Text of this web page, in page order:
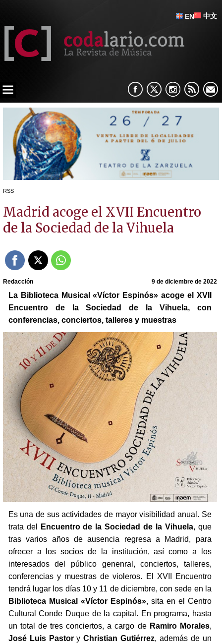
EN 中文
RSS
Madrid acoge el XVII Encuentro
de la Sociedad de la Vihuela
Redacción 9 de diciembre de 2022
La Biblioteca Musical «Víctor Espinós» acoge el XVII
Encuentro de la Sociedad de la Vihuela, con
conferencias, conciertos, talleres y muestras
Es una de sus actividades de mayor visibilidad anual. Se
trata del
Encuentro de la Sociedad de la Vihuela, que
tras varios años de ausencia regresa a Madrid, para
ofrecer a los socios de la institución, así como a los
interesados del público genenral, conciertos, talleres,
conferencias y muestras de violeros. El XVII Encuentro
tendrá lugar los días 10 y 11 de diciembre, con sede en la
Biblioteca Musical «Víctor Espinós», sita en el Centro
Cultural Conde Duque de la capital. En programa, hasta
un total de tres conciertos, a cargo de Ramiro Morales,
José Luis PastoryChristian Gutiérrez, además de un